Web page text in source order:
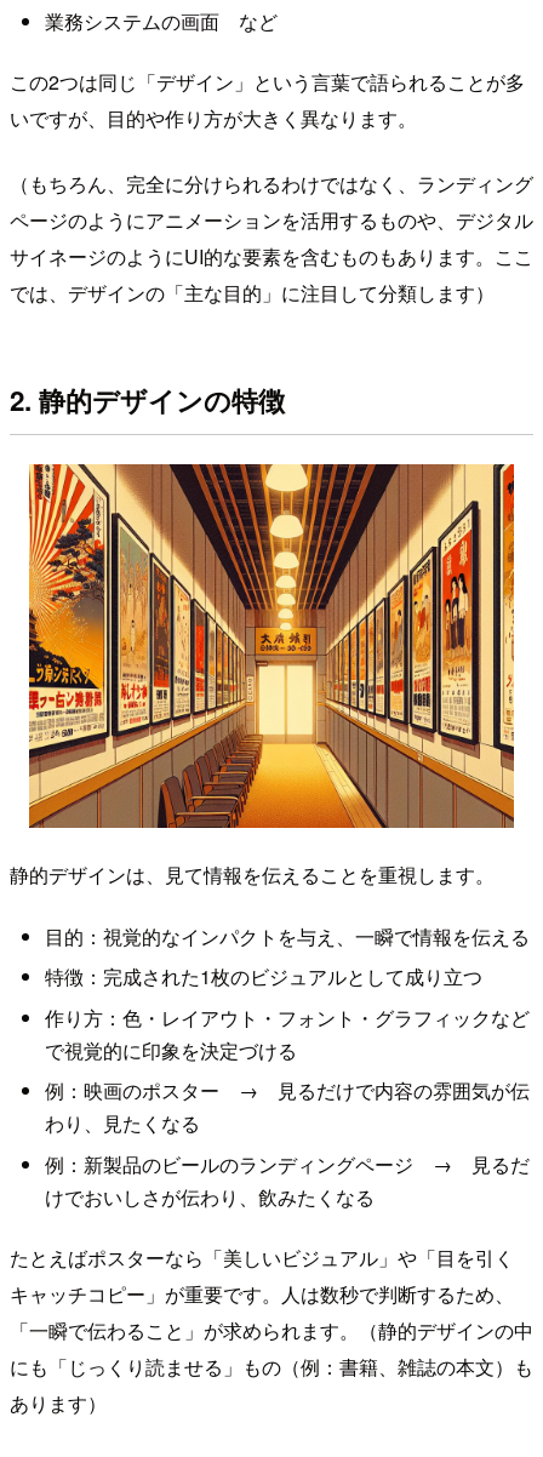
業務システムの画面 など
この2つは同じ「デザイン」という言葉で語られることが多
いですが、目的や作り方が大きく異なります。
（もちろん、完全に分けられるわけではなく、ランディング
ページのようにアニメーションを活用するものや、デジタル
サイネージのようにUI的な要素を含むものもあります。ここ
では、デザインの「主な目的」に注目して分類します）
2. 静的デザインの特徴
静的デザインは、見て情報を伝えることを重視します。
目的：視覚的なインパクトを与え、一瞬で情報を伝える
特徴：完成された1枚のビジュアルとして成り立つ
作り方：色・レイアウト・フォント・グラフィックなど
で視覚的に印象を決定づける
例：映画のポスター → 見るだけで内容の雰囲気が伝
わり、見たくなる
例：新製品のビールのランディングページ → 見るだ
けでおいしさが伝わり、飲みたくなる
たとえばポスターなら「美しいビジュアル」や「目を引く
キャッチコピー」が重要です。人は数秒で判断するため、
「一瞬で伝わること」が求められます。（静的デザインの中
にも「じっくり読ませる」もの（例：書籍、雑誌の本文）も
あります）